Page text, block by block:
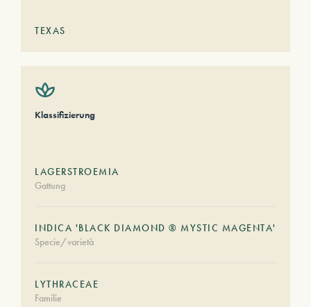
TEXAS
Klassifizierung
LAGERSTROEMIA
Gattung
INDICA 'BLACK DIAMOND ® MYSTIC MAGENTA'
Specie/varietà
LYTHRACEAE
Familie